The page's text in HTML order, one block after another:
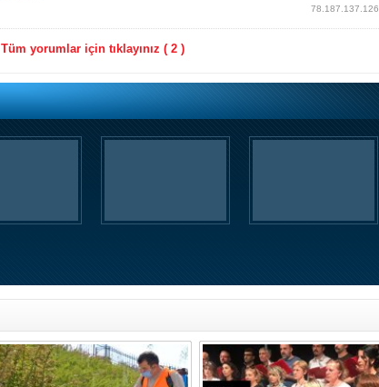
78.187.137.126
Tüm yorumlar için tıklayınız ( 2 )